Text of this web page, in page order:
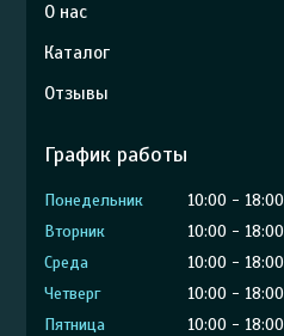
О нас
Каталог
Отзывы
График работы
Понедельник 10:00
18:00
Вторник
10:00
18:00
Среда
10:00
18:00
Четверг
10:00
18:00
Пятница
10:00
18:00